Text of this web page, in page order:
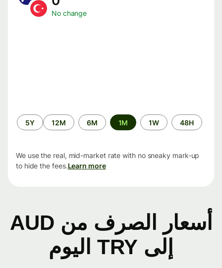
No change
الفترة
الزمنية
48H
1W
1M
6M
12M
5Y
We use the real, mid-market rate with no sneaky mark-up
to hide the fees.Learn more
أسعار الصرف من AUD
إلى TRY اليوم